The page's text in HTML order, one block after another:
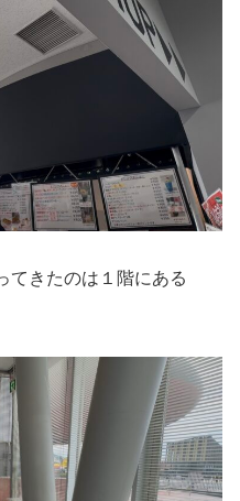
てきたのは１階にある